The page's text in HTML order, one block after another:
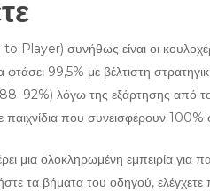
Player) συνήθως είναι οι
99,5% με βέλτιστη
λόγω της εξάρτησης από το
παιχνίδια που συνεισφέρουν
μια ολοκληρωμένη εμπειρία για
τα βήματα του οδηγού,